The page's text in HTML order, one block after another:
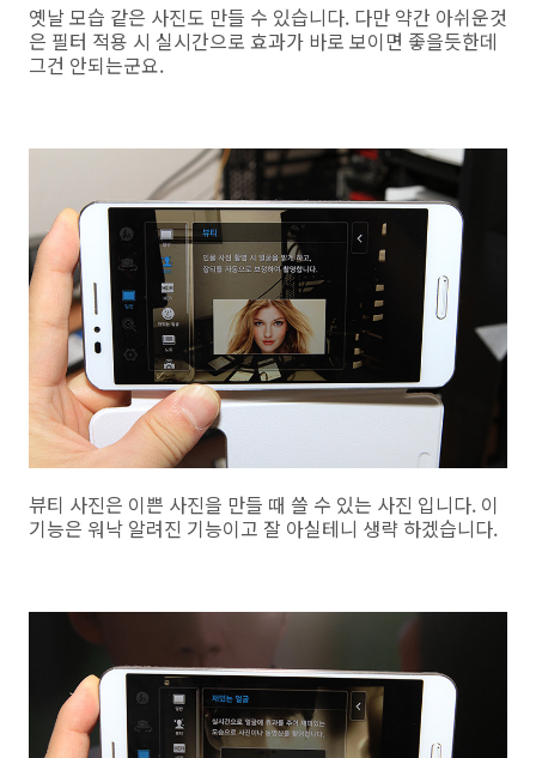
옛날 모습 같은 사진도 만들 수 있습니다. 다만 약간 아쉬운것
은 필터 적용 시 실시간으로 효과가 바로 보이면 좋을듯한데
그건 안되는군요.
뷰티 사진은 이쁜 사진을 만들 때 쓸 수 있는 사진 입니다. 이
기능은 워낙 알려진 기능이고 잘 아실테니 생략 하겠습니다.